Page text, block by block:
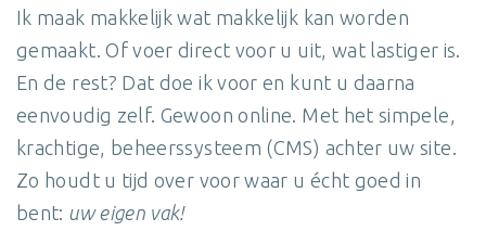
Ik maak makkelijk wat makkelijk kan worden
gemaakt. Of voer direct voor u uit, wat lastiger is.
En de rest? Dat doe ik voor en kunt u daarna
eenvoudig zelf. Gewoon online. Met het simpele,
krachtige, beheerssysteem (CMS) achter uw site.
Zo houdt u tijd over voor waar u écht goed in
bent: uw eigen vak!